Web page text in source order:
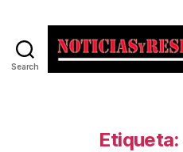
Search
Etiqueta: